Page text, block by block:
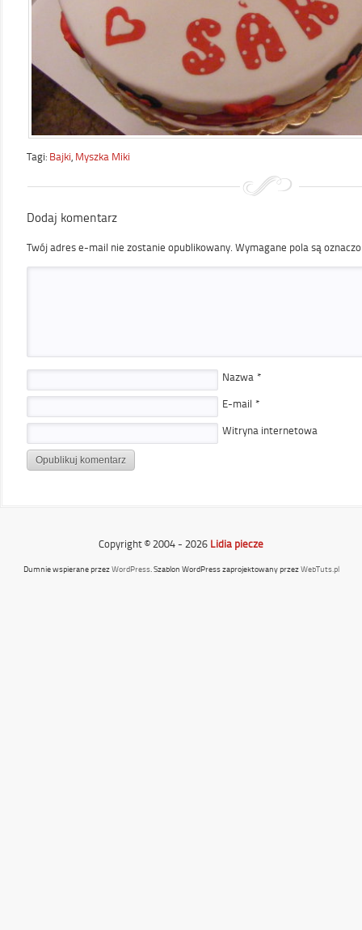
Tagi: Bajki, Myszka Miki
Dodaj komentarz
Twój adres e-mail nie zostanie opublikowany. Wymagane pola są
Nazwa *
E-mail *
Witryna internetowa
Copyright © 2004 - 2026 Lidia piecze
Dumnie wspierane przezWordPress. Szablon WordPress zaprojektowany przezWebTuts.pl